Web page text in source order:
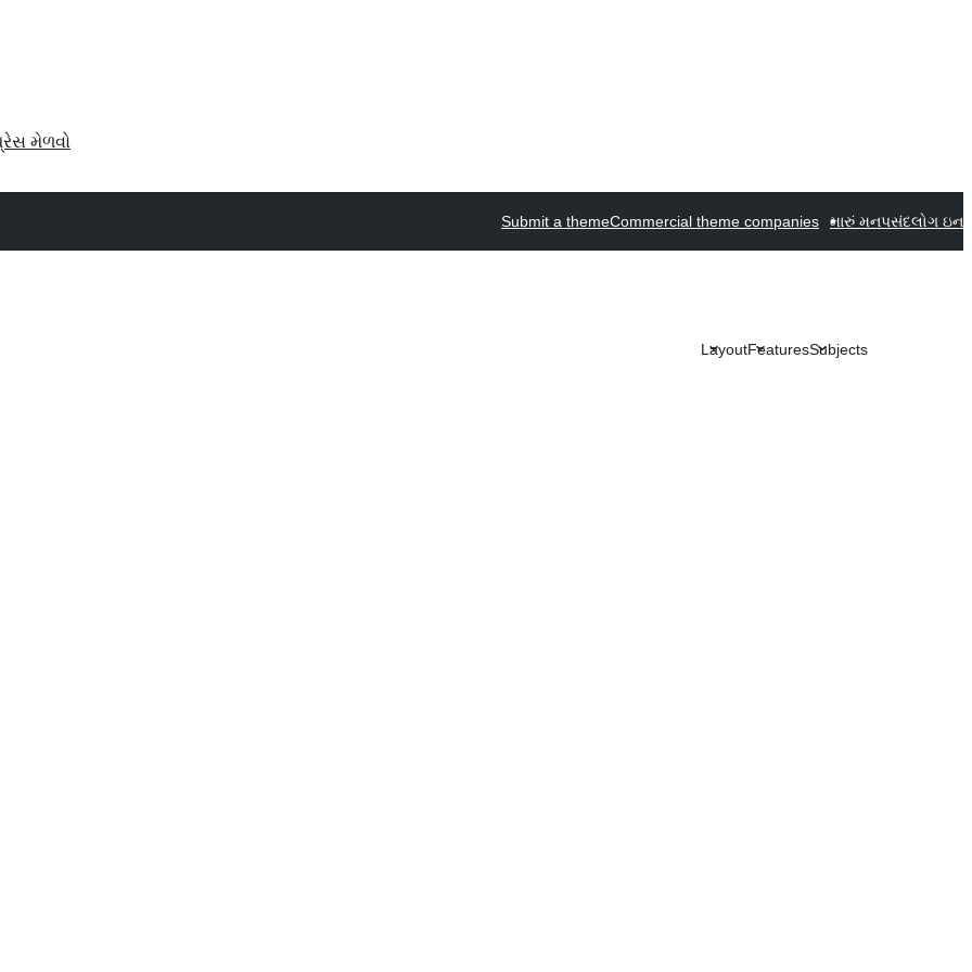
મેળવો
Submit a themeCommercial theme companies મારું મનપસંદલોગ ઇન
LayoutFeaturesSubjects